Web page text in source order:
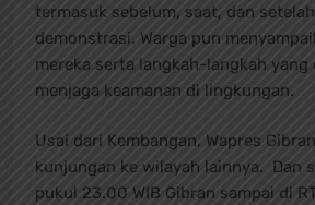
termasuk sebelum, saat, dan
demonstrasi. Warga pun
mereka serta langkah-langkah
menjaga keamanan di lingkungan.
Usai dari Kembangan, Wapres
kunjungan ke wilayah lainnya. Dan
pukul 23.00 WIB Gibran sampai di